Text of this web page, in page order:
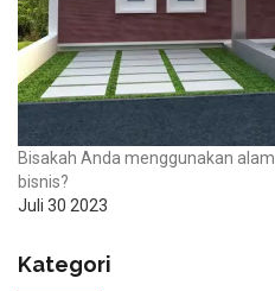
Bisakah Anda menggunakan
bisnis?
Juli 30 2023
Kategori